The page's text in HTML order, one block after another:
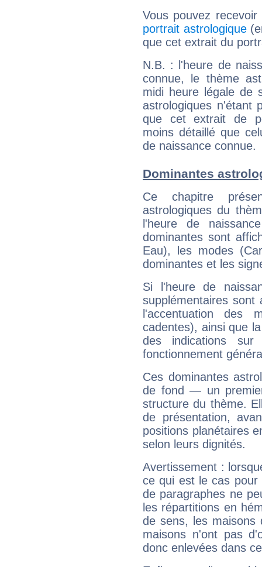
Vous pouvez
portrait astrologique
que cet extrait du
N.B. : l'heure de
connue, le thème
midi heure légale de
astrologiques n'étant
que cet extrait de
moins détaillé que
de naissance connue.
Dominantes
Ce chapitre
astrologiques du
l'heure de
dominantes sont
Eau), les modes
dominantes et les
Si l'heure de
supplémentaires sont
l'accentuation des
cadentes), ainsi que
des indications sur
fonctionnement
Ces dominantes
de fond — un
structure du thème.
de présentation,
positions planétaires
selon leurs dignités.
Avertissement :
ce qui est le cas pour
de paragraphes ne
les répartitions en
de sens, les maisons
maisons n'ont pas
donc enlevées dans